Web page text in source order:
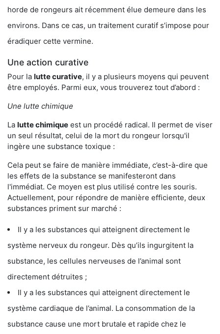
horde de rongeurs ait récemment élue demeure dans les
environs. Dans ce cas, un traitement curatif s’impose pour
éradiquer cette vermine.
Une action curative
Pour la lutte curative, il y a plusieurs moyens qui peuvent
être employés. Parmi eux, vous trouverez tout d’abord :
Une lutte chimique
La lutte chimique est un procédé radical. Il permet de viser
un seul résultat, celui de la mort du rongeur lorsqu'il
ingère une substance toxique :
Cela peut se faire de manière immédiate, c’est-à-dire que
les effets de la substance se manifesteront dans
l'immédiat. Ce moyen est plus utilisé contre les souris.
Actuellement, pour répondre de manière efficiente, deux
substances priment sur marché :
Il y a les substances qui atteignent directement le
système nerveux du rongeur. Dès qu’ils ingurgitent la
substance, les cellules nerveuses de l’animal sont
directement détruites ;
Il y a les substances qui atteignent directement le
système cardiaque de l’animal. La consommation de la
substance cause une mort brutale et rapide chez le